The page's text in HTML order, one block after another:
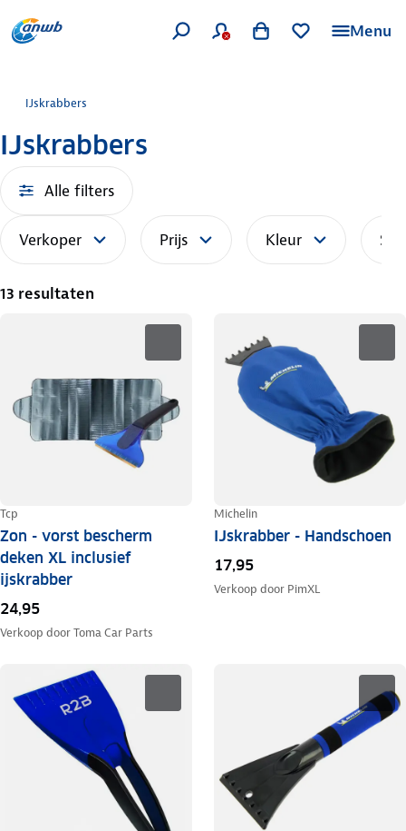
Menu
IJskrabbers
IJskrabbers
Alle filters
Verkoper Prijs Kleur
13 resultaten
Tcp
Zon - vorst bescherm
deken XL inclusief
ijskrabber
24,95
Verkoop doorToma Car Parts
Michelin
IJskrabber - Handschoen
17,95
Verkoop door PimXL